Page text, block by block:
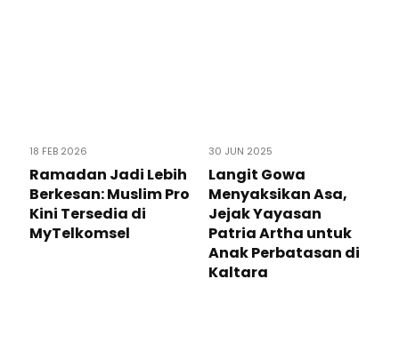
18 FEB 2026
Ramadan Jadi Lebih
Berkesan: Muslim Pro
Kini Tersedia di
MyTelkomsel
30 JUN 2025
Langit Gowa
Menyaksikan Asa,
Jejak Yayasan
Patria Artha untuk
Anak Perbatasan di
Kaltara